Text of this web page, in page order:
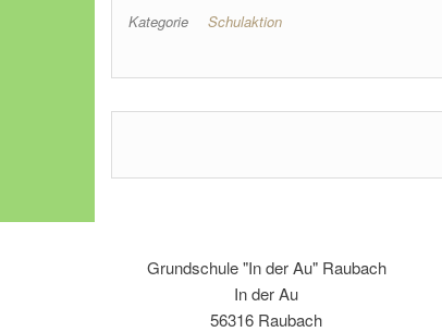
Kategorie Schulaktion
Grundschule "In der Au" Raubach
In der Au
56316 Raubach